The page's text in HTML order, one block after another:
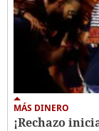
MÁS DINERO
¡Rechazo